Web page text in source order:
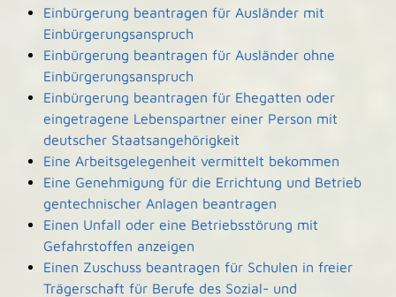
Einbürgerung beantragen für Ausländer mit
Einbürgerungsanspruch
Einbürgerung beantragen für Ausländer ohne
Einbürgerungsanspruch
Einbürgerung beantragen für Ehegatten oder
eingetragene Lebenspartner einer Person mit
deutscher Staatsangehörigkeit
Eine Arbeitsgelegenheit vermittelt bekommen
Eine Genehmigung für die Errichtung und Betrieb
gentechnischer Anlagen beantragen
Einen Unfall oder eine Betriebsstörung mit
Gefahrstoffen anzeigen
Einen Zuschuss beantragen für Schulen in freier
Trägerschaft für Berufe des Sozial- und